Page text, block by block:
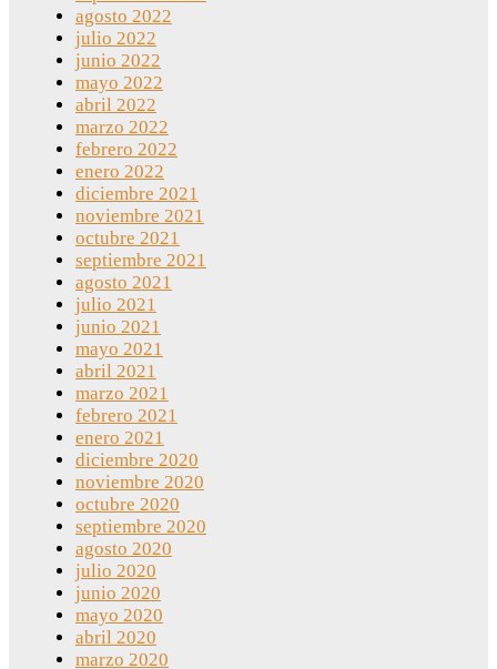
agosto 2022
julio 2022
junio 2022
mayo 2022
abril 2022
marzo 2022
febrero 2022
enero 2022
diciembre 2021
noviembre 2021
octubre 2021
septiembre 2021
agosto 2021
julio 2021
junio 2021
mayo 2021
abril 2021
marzo 2021
febrero 2021
enero 2021
diciembre 2020
noviembre 2020
octubre 2020
septiembre 2020
agosto 2020
julio 2020
junio 2020
mayo 2020
abril 2020
marzo 2020